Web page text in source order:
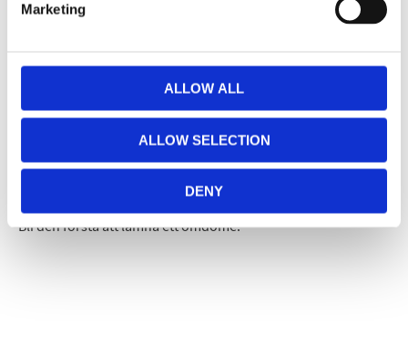
Marketing
ALLOW ALL
ALLOW SELECTION
DENY
Omdömen
Du
Bli den första att lämna ett omdöme.